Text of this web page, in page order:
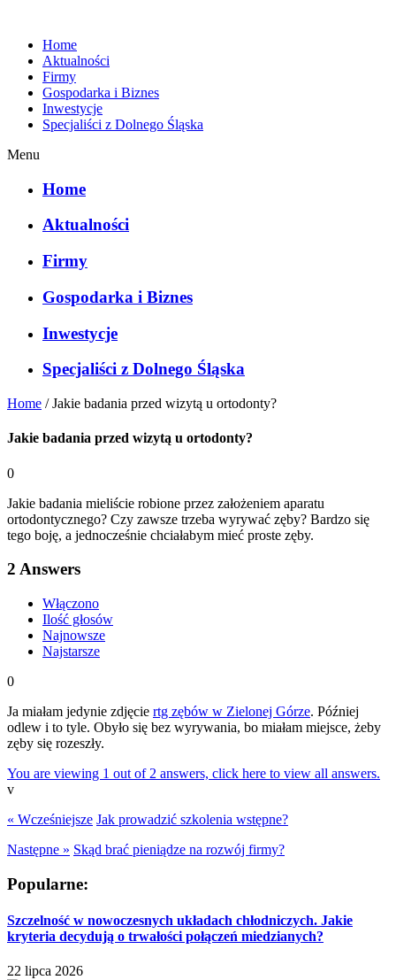
Home
Aktualności
Firmy
Gospodarka i Biznes
Inwestycje
Specjaliści z Dolnego Śląska
Menu
Home
Aktualności
Firmy
Gospodarka i Biznes
Inwestycje
Specjaliści z Dolnego Śląska
Home /Jakie badania przed wizytą u ortodonty?
Jakie badania przed wizytą u ortodonty?
0
Jakie badania mieliście robione przez założeniem aparatu
ortodontycznego? Czy zawsze trzeba wyrywać zęby? Bardzo się
tego boję, a jednocześnie chciałabym mieć proste zęby.
2 Answers
Włączono
Ilość głosów
Najnowsze
Najstarsze
0
Ja miałam jedynie zdjęcie rtg zębów w Zielonej Górze. Później
odlew i to tyle. Obyło się bez wyrywania, bo miałam miejsce, żeby
zęby się rozeszły.
You are viewing 1 out of 2 answers, click here to view all answers.
v
« Wcześniejsze Jak prowadzić szkolenia wstępne?
Następne » Skąd brać pieniądze na rozwój firmy?
Popularne:
Szczelność w nowoczesnych układach chłodniczych. Jakie
kryteria decydują o trwałości połączeń miedzianych?
22 lipca 2026